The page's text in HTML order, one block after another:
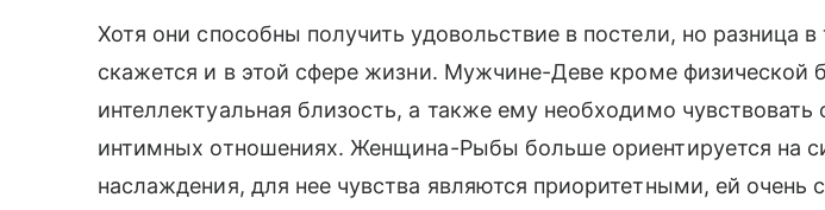
Хотя они способны получить удовольствие в постели, но разница
скажется и в этой сфере жизни. Мужчине-Деве кроме физической
интеллектуальная близость, а также ему необходимо чувствовать
интимных отношениях. Женщина-Рыбы больше ориентируется на
наслаждения, для нее чувства являются приоритетными, ей очень